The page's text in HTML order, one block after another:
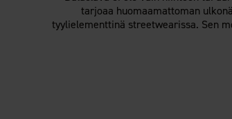
tarjoaa huomaamattoman
tyylielementtinä streetwearissa. Sen